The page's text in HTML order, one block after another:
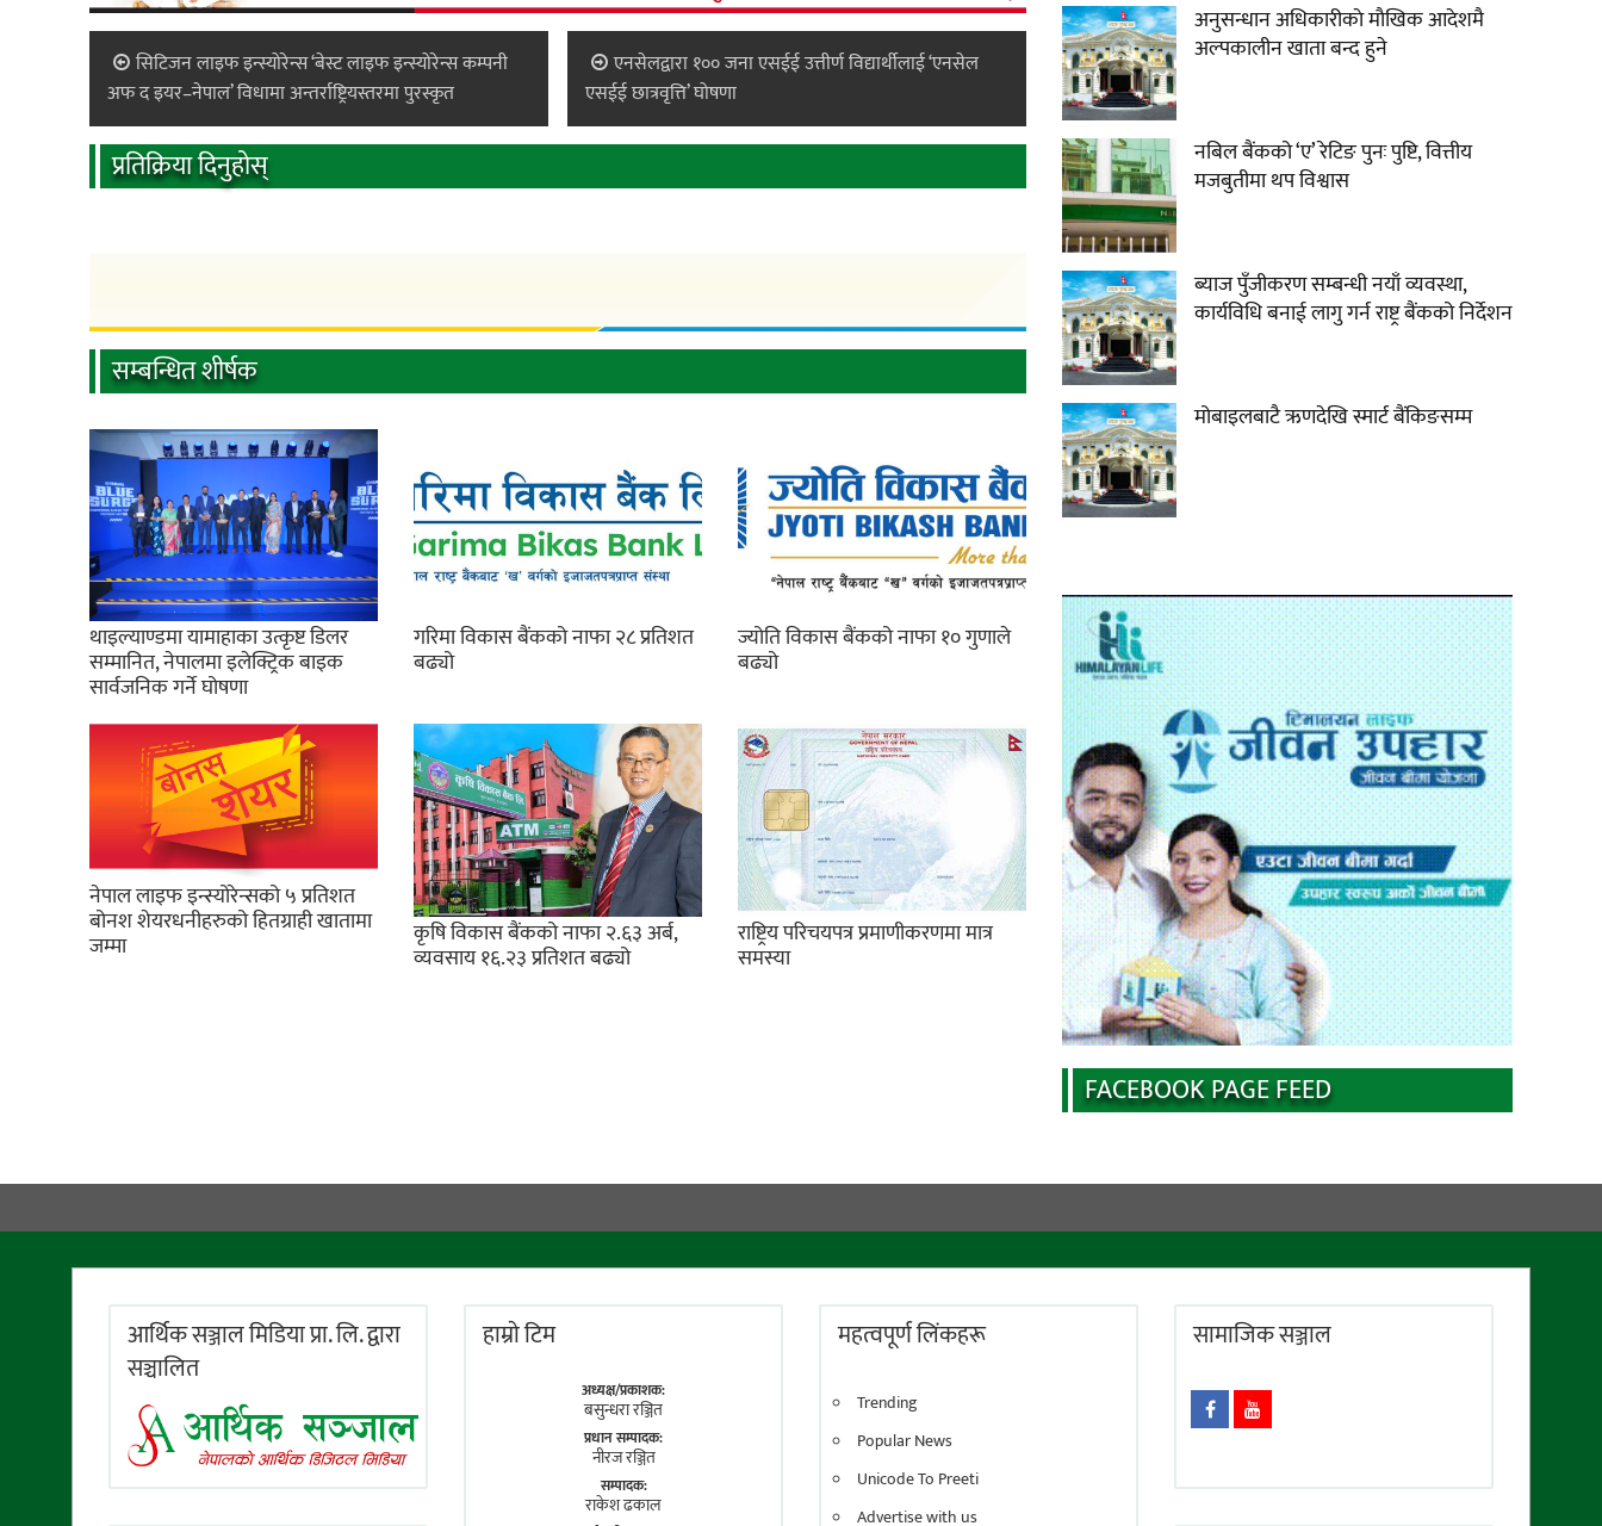
सिटिजन लाइफ इन्स्योरेन्स ‘बेस्ट लाइफ इन्स्योरेन्स कम्पनी
अफ द इयर–नेपाल’ विधामा अन्तर्राष्ट्रियस्तरमा पुरस्कृत
एनसेलद्वारा १०० जना एसईई उत्तीर्ण विद्यार्थीलाई ‘एनसेल
एसईई छात्रवृत्ति’ घोषणा
प्रतिक्रिया दिनुहोस्
सम्बन्धित शीर्षक
थाइल्याण्डमा यामाहाका उत्कृष्ट डिलर
सम्मानित, नेपालमा इलेक्ट्रिक बाइक
सार्वजनिक गर्ने घोषणा
गरिमा विकास बैंकको नाफा २८ प्रतिशत
बढ्यो
ज्योति विकास बैंकको नाफा १० गुणाले
बढ्यो
नेपाल लाइफ इन्स्योरेन्सको ५ प्रतिशत
बोनश शेयरधनीहरुको हितग्राही खातामा
जम्मा कृषि विकास बैंकको नाफा २.६३ अर्ब,
व्यवसाय १६.२३ प्रतिशत बढ्यो
राष्ट्रिय परिचयपत्र प्रमाणीकरणमा मात्र
समस्या
अनुसन्धान अधिकारीकाे माैखिक आदेशमै
अल्पकालीन खाता बन्द हुने
नबिल बैंकको ‘ए’ रेटिङ पुनः पुष्टि, वित्तीय
मजबुतीमा थप विश्वास
ब्याज पुँजीकरण सम्बन्धी नयाँ व्यवस्था,
कार्यविधि बनाई लागु गर्न राष्ट्र बैंकको निर्देशन
मोबाइलबाटै ऋणदेखि स्मार्ट बैंकिङसम्म
FACEBOOK PAGE FEED
आर्थिक सञ्जाल मिडिया प्रा. लि. द्वारा
सञ्चालित
हाम्राे टिम
अध्यक्ष/प्रकाशक:
बसुन्धरा रञ्जित
प्रधान सम्पादक:
नीरज रञ्जित
सम्पादक:
राकेश ढकाल
महत्वपूर्ण लिंकहरू
Trending
Popular News
Unicode To Preeti
Advertise with us
सामाजिक सञ्जाल